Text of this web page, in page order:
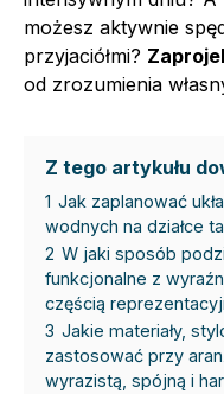
możesz aktywnie
przyjaciółmi?
od zrozumienia
Z tego artykułu
1 Jak zaplanować
wodnych na działce
2 W jaki sposób
funkcjonalne z
częścią
3 Jakie materiały,
zastosować przy
wyrazistą, spójną i